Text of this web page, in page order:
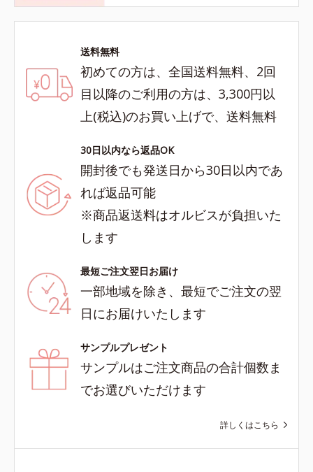
送料無料
初めての方は、全国送料無料、2回
目以降のご利用の方は、3,300円以
上(税込)のお買い上げで、送料無料
30日以内なら返品OK
開封後でも発送日から30日以内であ
れば返品可能
※商品返送料はオルビスが負担いた
します
最短ご注文翌日お届け
一部地域を除き、最短でご注文の翌
日にお届けいたします
サンプルプレゼント
サンプルはご注文商品の合計個数ま
でお選びいただけます
詳しくはこちら